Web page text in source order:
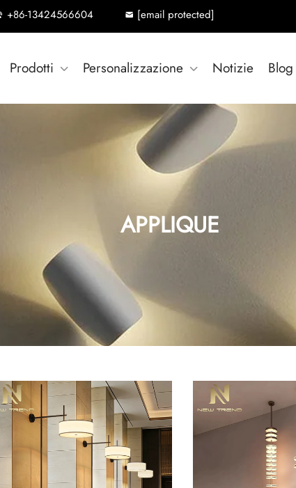
+86-13424566604 [email protected]
Prodotti Personalizzazione Notizie Blog
APPLIQUE